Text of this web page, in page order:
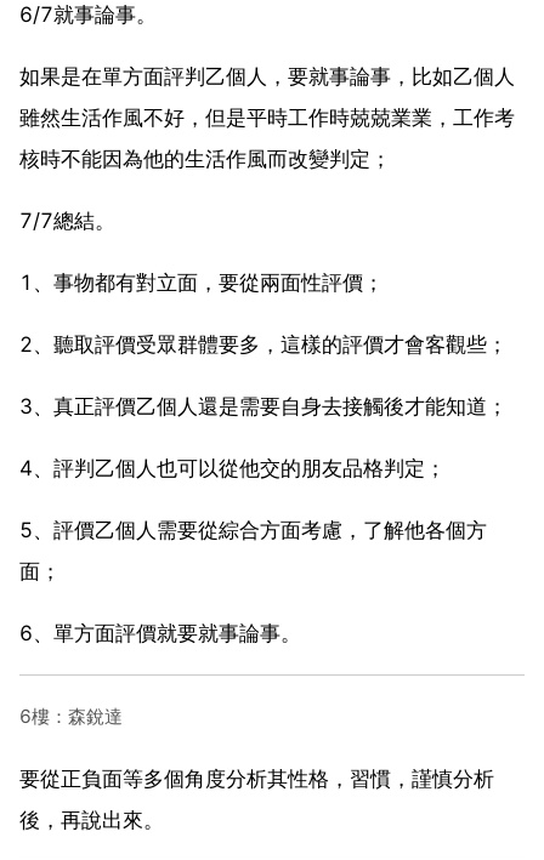
6/7就事論事。
如果是在單方面評判乙個人，要就事論事，比如乙個人
雖然生活作風不好，但是平時工作時兢兢業業，工作考
核時不能因為他的生活作風而改變判定；
7/7總結。
1、事物都有對立面，要從兩面性評價；
2、聽取評價受眾群體要多，這樣的評價才會客觀些；
3、真正評價乙個人還是需要自身去接觸後才能知道；
4、評判乙個人也可以從他交的朋友品格判定；
5、評價乙個人需要從綜合方面考慮，了解他各個方
面；
6、單方面評價就要就事論事。
6樓：森銳達
要從正負面等多個角度分析其性格，習慣，謹慎分析
後，再說出來。